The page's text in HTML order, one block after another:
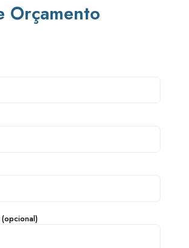
Orçamento
(opcional)